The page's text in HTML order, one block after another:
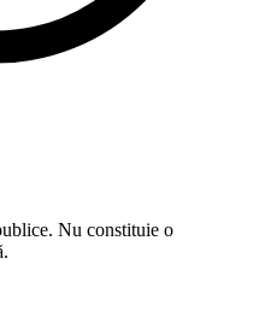
Nu constituie o